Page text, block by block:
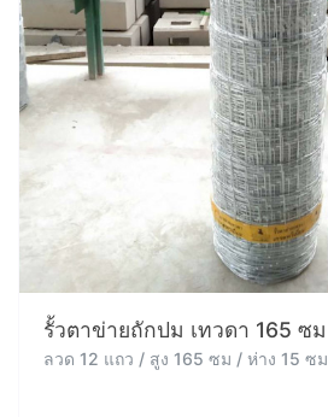
รั้วตาข่ายถักปม เทวดา 165 ซม
ลวด 12 แถว / สูง 165 ซม / ห่าง 15 ซม